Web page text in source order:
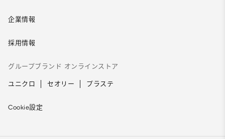
企業情報
採用情報
グループブランド オンラインストア
ユニクロ セオリー プラステ
Cookie設定